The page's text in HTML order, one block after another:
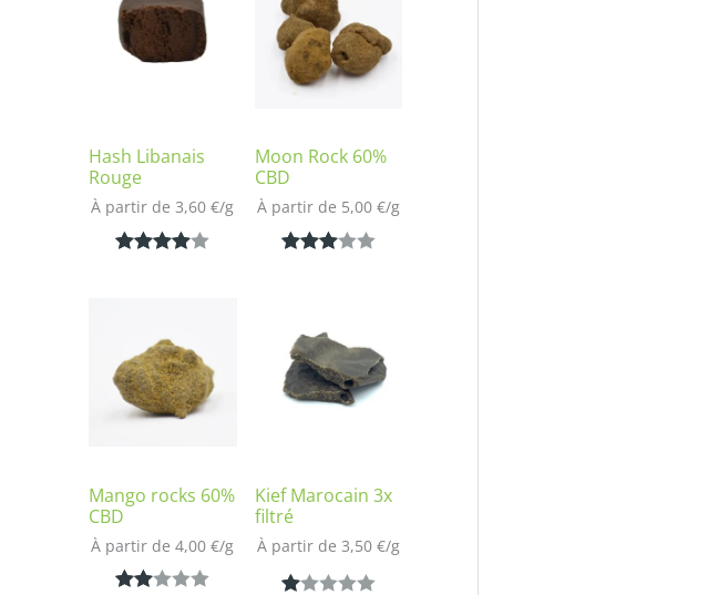
notation
client
notation
client
Hash Libanais
Rouge
À partir de 3,60€/g
sur
notation
client
Moon Rock 60%
CBD
À partir de 5,00 €/g
basé
sur
notatio
Mango rocks 60%
CBD
À partir de 4,00€/g
Kief Marocain 3x
filtré
À partir de 3,50 €/g